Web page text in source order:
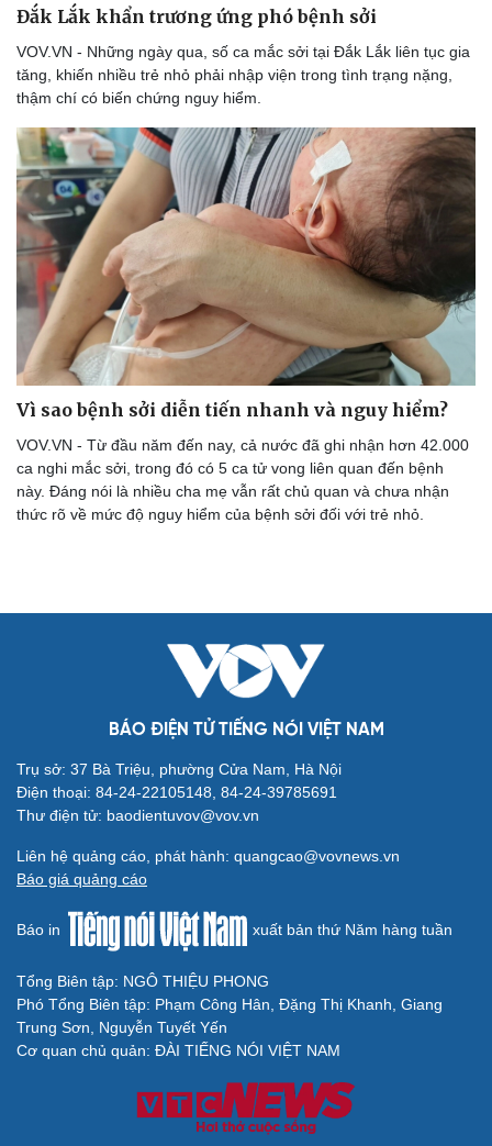
Đắk Lắk khẩn trương ứng phó bệnh sởi
VOV.VN - Những ngày qua, số ca mắc sởi tại Đắk Lắk liên tục gia
tăng, khiến nhiều trẻ nhỏ phải nhập viện trong tình trạng nặng,
thậm chí có biến chứng nguy hiểm.
Vì sao bệnh sởi diễn tiến nhanh và nguy hiểm?
VOV.VN - Từ đầu năm đến nay, cả nước đã ghi nhận hơn 42.000
ca nghi mắc sởi, trong đó có 5 ca tử vong liên quan đến bệnh
này. Đáng nói là nhiều cha mẹ vẫn rất chủ quan và chưa nhận
thức rõ về mức độ nguy hiểm của bệnh sởi đối với trẻ nhỏ.
BÁO ĐIỆN TỬ TIẾNG NÓI VIỆT NAM
Trụ sở: 37 Bà Triệu, phường Cửa Nam, Hà Nội
Điện thoại: 84-24-22105148, 84-24-39785691
Thư điện tử: baodientuvov@vov.vn
Liên hệ quảng cáo, phát hành: quangcao@vovnews.vn
Báo giá quảng cáo
Báo in xuất bản thứ Năm hàng tuần
Tổng Biên tập: NGÔ THIỆU PHONG
Phó Tổng Biên tập: Phạm Công Hân, Đặng Thị Khanh, Giang
Trung Sơn, Nguyễn Tuyết Yến
Cơ quan chủ quản: ĐÀI TIẾNG NÓI VIỆT NAM